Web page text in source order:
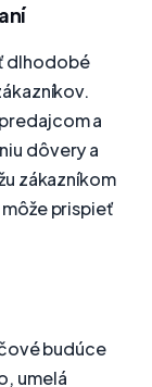
dlhodobé
a
dôvery a
zákazníkom
prispieť
budúce
umelá